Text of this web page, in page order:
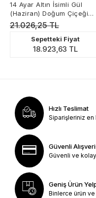
14 Ayar Altın İsimli Gül
(Haziran) Doğum Çiçeği
Kolye
21.026,25 TL
Sepetteki Fiyat
18.923,63 TL
Hızlı Teslimat
Siparişleriniz en
Güvenli
Güvenli ve
Geniş Ürün
Binlerce ürün